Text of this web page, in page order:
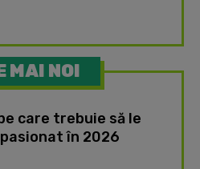
MAI NOI
care trebuie să le
în 2026